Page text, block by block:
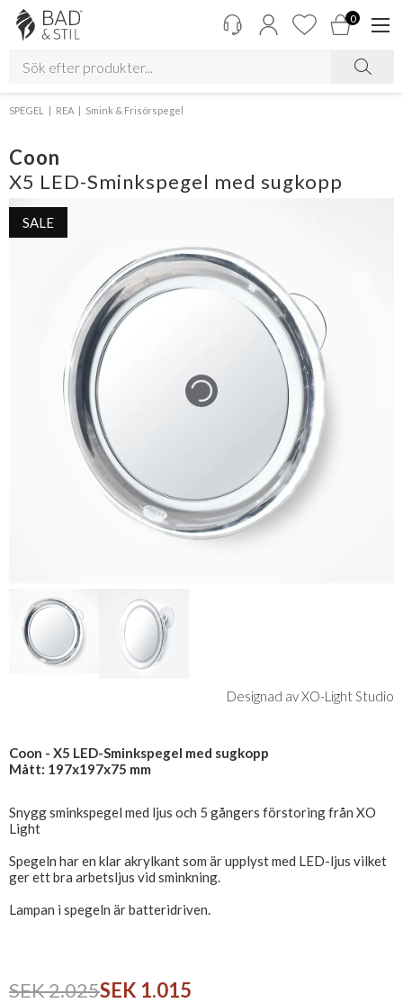
0
SPEGEL REA Smink & Frisörspegel
Coon
X5 LED-Sminkspegel med sugkopp
SALE
Designad av XO-Light Studio
Coon - X5 LED-Sminkspegel med sugkopp
Mått: 197x197x75 mm
Snygg sminkspegel med ljus och 5 gångers förstoring från XO
Light
Spegeln har en klar akrylkant som är upplyst med LED-ljus vilket
ger ett bra arbetsljus vid sminkning.
Lampan i spegeln är batteridriven.
SEK 2.025SEK 1.015